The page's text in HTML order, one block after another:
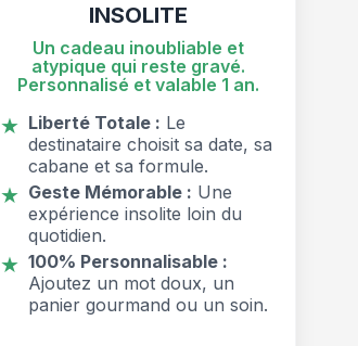
INSOLITE
Un cadeau inoubliable et
atypique qui reste gravé.
Personnalisé et valable 1 an.
★ Liberté Totale : Le
destinataire choisit sa date, sa
cabane et sa formule.
★ Geste Mémorable : Une
expérience insolite loin du
quotidien.
★ 100% Personnalisable :
Ajoutez un mot doux, un
panier gourmand ou un soin.